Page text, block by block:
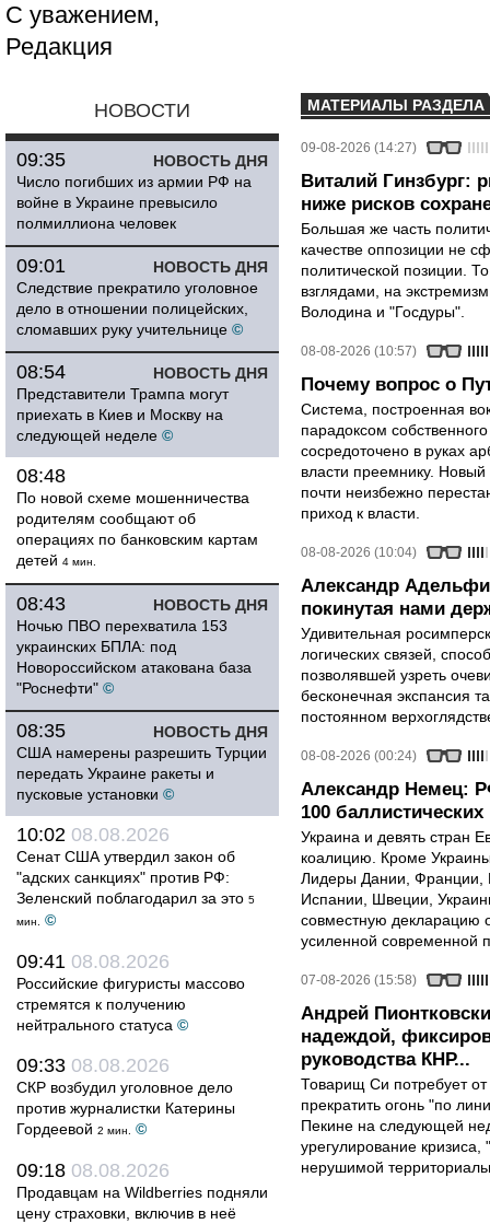
С уважением,
Редакция
НОВОСТИ
НОВОСТЬ ДНЯ
09:35
Число погибших из армии РФ на
войне в Украине превысило
полмиллиона человек
НОВОСТЬ ДНЯ
09:01
Следствие прекратило уголовное
дело в отношении полицейских,
сломавших руку учительнице ©
НОВОСТЬ ДНЯ
08:54
Представители Трампа могут
приехать в Киев и Москву на
следующей неделе ©
08:48
По новой схеме мошенничества
родителям сообщают об
операциях по банковским картам
детей 4 мин.
НОВОСТЬ ДНЯ
08:43
Ночью ПВО перехватила 153
украинских БПЛА: под
Новороссийском атакована база
"Роснефти" ©
НОВОСТЬ ДНЯ
08:35
США намерены разрешить Турции
передать Украине ракеты и
пусковые установки ©
10:02 08.08.2026
Сенат США утвердил закон об
"адских санкциях" против РФ:
Зеленский поблагодарил за это 5
мин.
©
09:41 08.08.2026
Российские фигуристы массово
стремятся к получению
нейтрального статуса ©
09:33 08.08.2026
СКР возбудил уголовное дело
против журналистки Катерины
Гордеевой 2 мин. ©
09:18 08.08.2026
Продавцам на Wildberries подняли
цену страховки, включив в неё
МАТЕРИАЛЫ РАЗДЕЛА
09-08-2026 (14:27)
Виталий Гинзбург:
ниже рисков
Большая же часть
качестве оппозиции не
политической позиции.
взглядами, на
Володина и "Госдуры".
08-08-2026 (10:57)
Почему вопрос о
Система, построенная
парадоксом
сосредоточено в руках
власти преемнику.
почти неизбежно
приход к власти.
08-08-2026 (10:04)
Александр
покинутая нами
Удивительная
логических связей,
позволявшей узреть
бесконечная экспансия
постоянном
08-08-2026 (00:24)
Александр Немец:
100 баллистических
Украина и девять стран
коалицию. Кроме
Лидеры Дании, Франции,
Испании, Швеции,
совместную декларацию
усиленной современной
07-08-2026 (15:58)
Андрей
надеждой,
руководства КНР...
Товарищ Си потребует
прекратить огонь "по
Пекине на следующей
урегулирование
нерушимой